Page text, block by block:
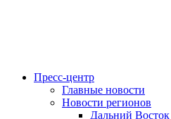
Пресс-центр
Главные новости
Новости регионов
Дальний Восток